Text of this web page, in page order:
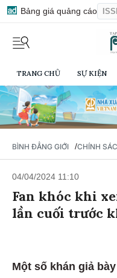
Bảng giá quảng cáo
TRANG CHỦ SỰ KIỆN
BÌNH ĐẲNG GIỚI /CHÍNH
04/04/2024 11:10
Fan khóc khi
lần cuối trước
Một số khán giả